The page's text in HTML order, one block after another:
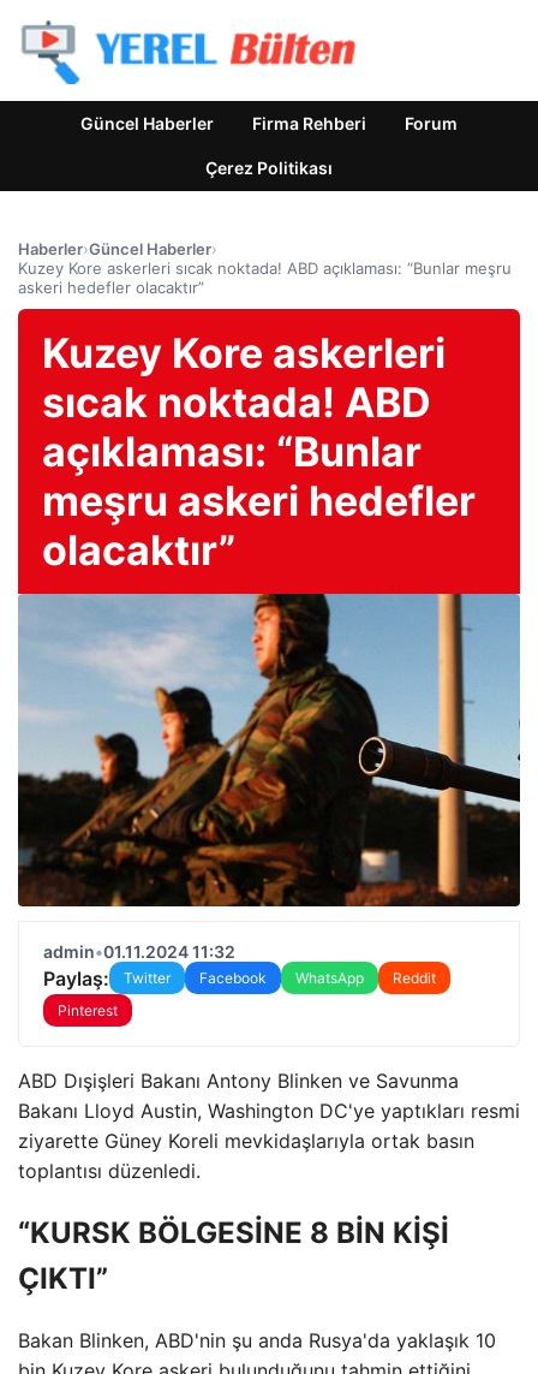
Güncel Haberler Firma Rehberi Forum
Çerez Politikası
Haberler›Güncel Haberler›
Kuzey Kore askerleri sıcak noktada! ABD açıklaması: “Bunlar meşru
askeri hedefler olacaktır”
Kuzey Kore askerleri
sıcak noktada! ABD
açıklaması: “Bunlar
meşru askeri hedefler
olacaktır”
admin•01.11.2024 11:32
Paylaş: Twitter Facebook WhatsApp
Reddit
Pinterest
ABD Dışişleri Bakanı Antony Blinken ve Savunma
Bakanı Lloyd Austin, Washington DC'ye yaptıkları resmi
ziyarette Güney Koreli mevkidaşlarıyla ortak basın
toplantısı düzenledi.
“KURSK BÖLGESİNE 8 BİN KİŞİ
ÇIKTI”
Bakan Blinken, ABD'nin şu anda Rusya'da yaklaşık 10